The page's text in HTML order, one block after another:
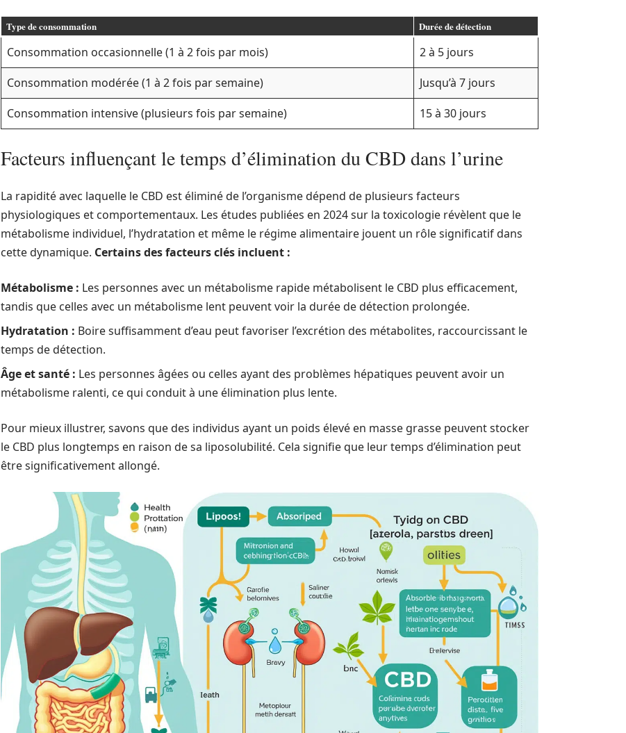
Type de consommation Durée de détection
Consommation occasionnelle (1 à 2 fois par mois)
2 à 5 jours
Consommation modérée (1 à 2 fois par semaine)
Jusqu’à 7 jours
Consommation intensive (plusieurs fois par semaine)
15 à 30 jours
Facteurs influençant le temps d’élimination du CBD dans l’urine
La rapidité avec laquelle le CBD est éliminé de l’organisme dépend de plusieurs facteurs
physiologiques et comportementaux. Les études publiées en 2024 sur la toxicologie révèlent que le
métabolisme individuel, l’hydratation et même le régime alimentaire jouent un rôle significatif dans
cette dynamique. Certains des facteurs clés incluent :
Métabolisme : Les personnes avec un métabolisme rapide métabolisent le CBD plus efficacement,
tandis que celles avec un métabolisme lent peuvent voir la durée de détection prolongée.
Hydratation : Boire suffisamment d’eau peut favoriser l’excrétion des métabolites, raccourcissant le
temps de détection.
Âge et santé : Les personnes âgées ou celles ayant des problèmes hépatiques peuvent avoir un
métabolisme ralenti, ce qui conduit à une élimination plus lente.
Pour mieux illustrer, savons que des individus ayant un poids élevé en masse grasse peuvent stocker
le CBD plus longtemps en raison de sa liposolubilité. Cela signifie que leur temps d’élimination peut
être significativement allongé.